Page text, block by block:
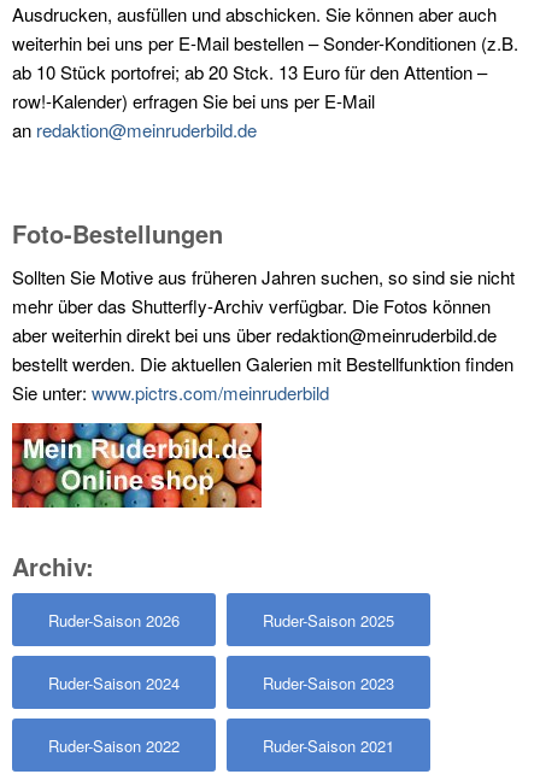
Ausdrucken, ausfüllen und abschicken. Sie können aber auch
weiterhin bei uns per E-Mail bestellen – Sonder-Konditionen (z.B.
ab 10 Stück portofrei; ab 20 Stck. 13 Euro für den Attention –
row!-Kalender) erfragen Sie bei uns per E-Mail
an redaktion@meinruderbild.de
Foto-Bestellungen
Sollten Sie Motive aus früheren Jahren suchen, so sind sie nicht
mehr über das Shutterfly-Archiv verfügbar. Die Fotos können
aber weiterhin direkt bei uns über redaktion@meinruderbild.de
bestellt werden. Die aktuellen Galerien mit Bestellfunktion finden
Sie unter: www.pictrs.com/meinruderbild
Archiv:
Ruder-Saison 2026 Ruder-Saison 2025
Ruder-Saison 2024 Ruder-Saison 2023
Ruder-Saison 2022 Ruder-Saison 2021